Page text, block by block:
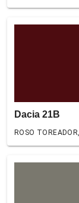
Dacia 21B
ROSO